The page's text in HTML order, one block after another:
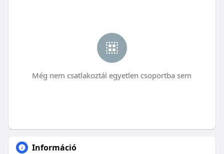
Még nem csatlakoztál egyetlen csoportba sem
Információ